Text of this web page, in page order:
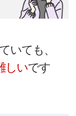
いても、
しいです